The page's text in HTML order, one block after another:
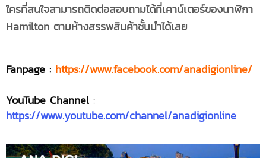
ใครที่สนใจสามารถติดต่อสอบถามได้ที่เคาน์เตอร์ของนาฬิกา
Hamilton ตามห้างสรรพสินค้าชั้นนำได้เลย
Fanpage : https://www.facebook.com/anadigionline/
YouTube Channel :
https://www.youtube.com/channel/anadigionline